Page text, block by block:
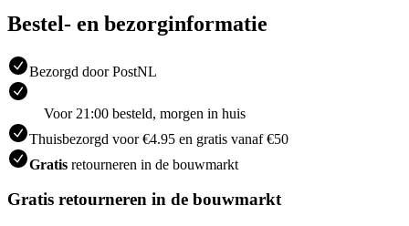
Bestel- en bezorginformatie
Bezorgd door PostNL
Voor 21:00 besteld, morgen in huis
Thuisbezorgd voor €4.95 en gratis vanaf €50
Gratis retourneren in de bouwmarkt
Gratis retourneren in de bouwmarkt